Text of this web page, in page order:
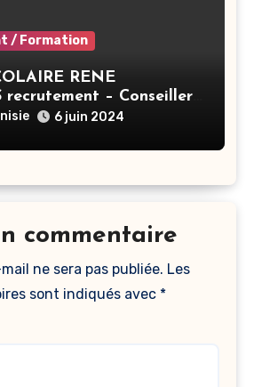
/ Formation
RENE
recrutement – Conseiller
– Tunis
6 juin 2024
commentaire
ne sera pas publiée. Les
sont indiqués avec *